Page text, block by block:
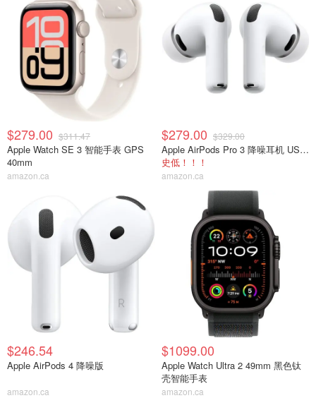
$279.00 $311.47
Apple Watch SE 3 智能手表 GPS
40mm
amazon.ca
$279.00 $329.00
Apple AirPods Pro 3 降噪耳机 USB-C
史低！！！
amazon.ca
$246.54
Apple AirPods 4 降噪版
amazon.ca
$1099.00
Apple Watch Ultra 2 49mm 黑色钛
壳智能手表
amazon.ca